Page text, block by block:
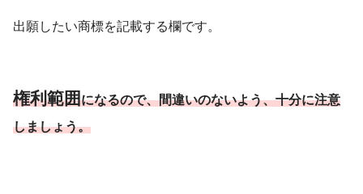
出願したい商標を記載する欄です。
権利範囲になるので、間違いのないよう、十分に注意
しましょう。